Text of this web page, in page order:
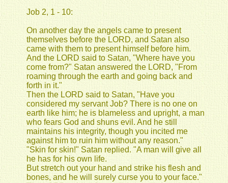
Job 2, 1 - 10:
On another day the angels came to present
themselves before the LORD, and Satan also
came with them to present himself before him.
And the LORD said to Satan, "Where have you
come from?" Satan answered the LORD, "From
roaming through the earth and going back and
forth in it."
Then the LORD said to Satan, "Have you
considered my servant Job? There is no one on
earth like him; he is blameless and upright, a man
who fears God and shuns evil. And he still
maintains his integrity, though you incited me
against him to ruin him without any reason."
"Skin for skin!" Satan replied. "A man will give all
he has for his own life.
But stretch out your hand and strike his flesh and
bones, and he will surely curse you to your face."